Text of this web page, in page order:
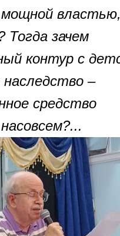
Тогда зачем
контур с
–
средство